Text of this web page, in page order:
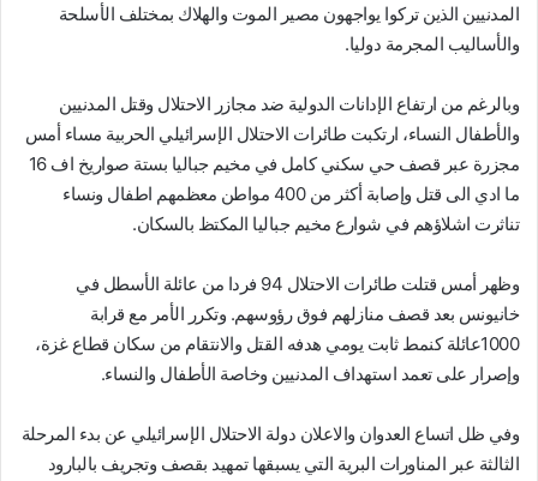
المدنيين الذين تركوا يواجهون مصير الموت والهلاك بمختلف الأسلحة
والأساليب المجرمة دوليا.
وبالرغم من ارتفاع الإدانات الدولية ضد مجازر الاحتلال وقتل المدنيين
والأطفال النساء، ارتكبت طائرات الاحتلال الإسرائيلي الحربية مساء أمس
مجزرة عبر قصف حي سكني كامل في مخيم جباليا بستة صواريخ اف 16
ما ادي الى قتل وإصابة أكثر من 400 مواطن معظمهم اطفال ونساء
تناثرت اشلاؤهم في شوارع مخيم جباليا المكتظ بالسكان.
وظهر أمس قتلت طائرات الاحتلال 94 فردا من عائلة الأسطل في
خانيونس بعد قصف منازلهم فوق رؤوسهم. وتكرر الأمر مع قرابة
1000عائلة كنمط ثابت يومي هدفه القتل والانتقام من سكان قطاع غزة،
وإصرار على تعمد استهداف المدنيين وخاصة الأطفال والنساء.
وفي ظل اتساع العدوان والاعلان دولة الاحتلال الإسرائيلي عن بدء المرحلة
الثالثة عبر المناورات البرية التي يسبقها تمهيد بقصف وتجريف بالبارود